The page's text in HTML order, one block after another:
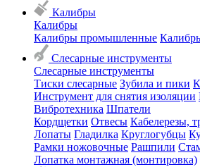
Калибры
Калибры
Калибры промышленные
Слесарные инструменты
Слесарные инструменты
Тиски слесарные Зубила и пики
Инструмент для снятия изоляции
Вибротехника Шпатели
Кордщетки Отвесы Кабелерезы,
Лопаты Гладилка Круглогубцы
Рамки ножовочные Рашпили
Лопатка монтажная (монтировка)